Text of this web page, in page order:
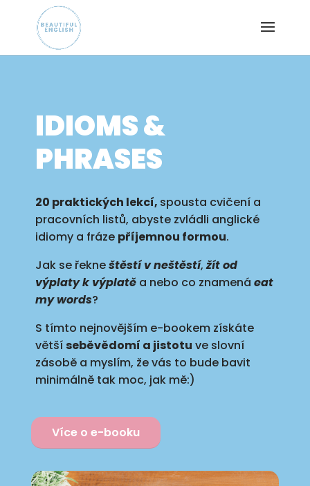
IDIOMS &
PHRASES
20 praktických lekcí, spousta cvičení a
pracovních listů, abyste zvládli anglické
idiomy a fráze příjemnou formou.
Jak se řekneštěstí v neštěstí,žít od
výplaty k výplatěa nebo co znamená eat
my words?
S tímto nejnovějším e-bookem získáte
větší seběvědomí a jistotu ve slovní
zásobě a myslím, že vás to bude bavit
minimálně tak moc, jak mě:)
Více o e-booku